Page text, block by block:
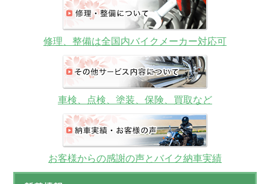
修理、整備は全国内バイクメーカー対応可
車検、点検、塗装、保険、買取など
お客様からの感謝の声とバイク納車実績